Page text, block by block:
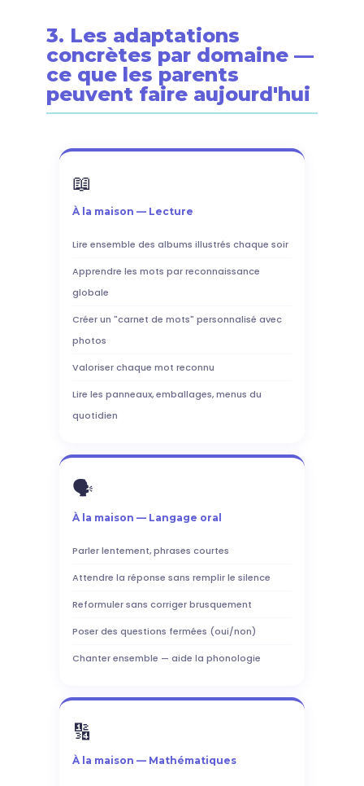
3. Les adaptations
concrètes par domaine —
ce que les parents
peuvent faire aujourd'hui
📖
À la maison — Lecture
Lire ensemble des albums illustrés chaque soir
Apprendre les mots par reconnaissance
globale
Créer un "carnet de mots" personnalisé avec
photos
Valoriser chaque mot reconnu
Lire les panneaux, emballages, menus du
quotidien
🗣️
À la maison — Langage oral
Parler lentement, phrases courtes
Attendre la réponse sans remplir le silence
Reformuler sans corriger brusquement
Poser des questions fermées (oui/non)
Chanter ensemble — aide la phonologie
🔢
À la maison — Mathématiques